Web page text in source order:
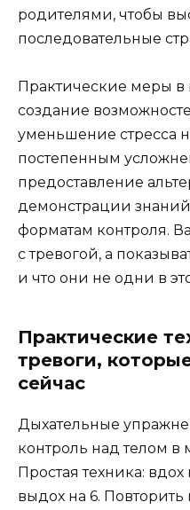
родителями, чтобы
последовательные
Практические меры в
создание
уменьшение стресса
постепенным
предоставление
демонстрации
форматам контроля.
с тревогой, а
и что они не одни в
Практические
тревоги,
сейчас
Дыхательные
контроль над телом в
Простая техника: вдох
выдох на 6.